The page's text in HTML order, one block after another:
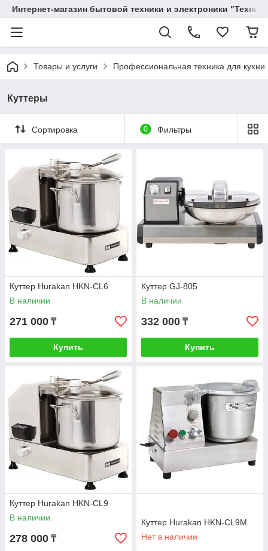
Интернет-магазин бытовой техники и электроники
Товары и услуги Профессиональная техника для кухни
Куттеры
Сортировка 0 Фильтры
Куттер Hurakan HKN-CL6
В наличии
271 000 ₸
Купить
Куттер GJ-805
В наличии
332 000 ₸
Купить
Куттер Hurakan HKN-CL9
В наличии
278 000 ₸
Куттер Hurakan HKN-CL9M
Нет в наличии